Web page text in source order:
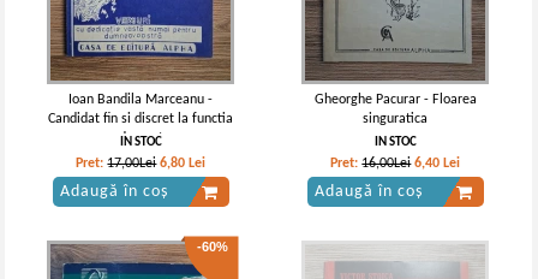
Ioan Bandila Marceanu -
Candidat fin si discret la functia
de poet
IN STOC
Pret:17,00Lei 6,80 Lei
Adaugă în coș
Gheorghe Pacurar - Floarea
singuratica
IN STOC
Pret:16,00Lei 6,40 Lei
Adaugă în coș
-60%